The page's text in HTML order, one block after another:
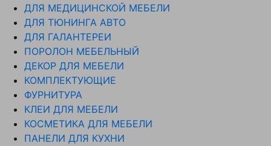
ДЛЯ МЕДИЦИНСКОЙ МЕБЕЛИ
ДЛЯ ТЮНИНГА АВТО
ДЛЯ ГАЛАНТЕРЕИ
ПОРОЛОН МЕБЕЛЬНЫЙ
ДЕКОР ДЛЯ МЕБЕЛИ
КОМПЛЕКТУЮЩИЕ
ФУРНИТУРА
КЛЕИ ДЛЯ МЕБЕЛИ
КОСМЕТИКА ДЛЯ МЕБЕЛИ
ПАНЕЛИ ДЛЯ КУХНИ